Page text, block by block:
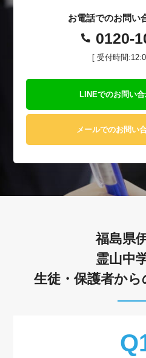
お電話でのお問い
0120-
[ 受付時間
LINEでのお問い
メールでのお問い
福島県
霊山中
生徒・保護者か